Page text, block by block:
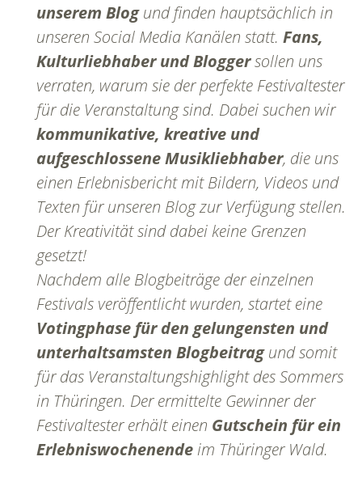
unserem Blogund finden hauptsächlich in
unseren Social Media Kanälen statt. Fans,
Kulturliebhaber und Bloggersollen uns
verraten, warum sie der perfekte Festivaltester
für die Veranstaltung sind. Dabei suchen wir
kommunikative, kreative und
aufgeschlossene Musikliebhaber, die uns
einen Erlebnisbericht mit Bildern, Videos und
Texten für unseren Blog zur Verfügung stellen.
Der Kreativität sind dabei keine Grenzen
gesetzt!
Nachdem alle Blogbeiträge der einzelnen
Festivals veröffentlicht wurden, startet eine
Votingphase für den gelungensten und
unterhaltsamsten Blogbeitragund somit
für das Veranstaltungshighlight des Sommers
in Thüringen. Der ermittelte Gewinner der
Festivaltester erhält einen Gutschein für ein
Erlebniswochenendeim Thüringer Wald.